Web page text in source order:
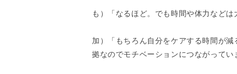
も）「なるほど。でも時間や体力などは
加）「もちろん自分をケアする時間が
拠なのでモチベーションにつながってい